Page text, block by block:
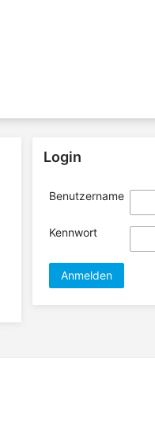
Login
Benutzername
Kennwort
Anmelden